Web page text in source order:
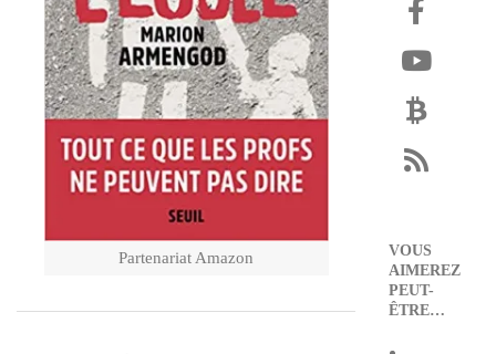
Partenariat Amazon
VOUS
AIMEREZ
PEUT-
ÊTRE…